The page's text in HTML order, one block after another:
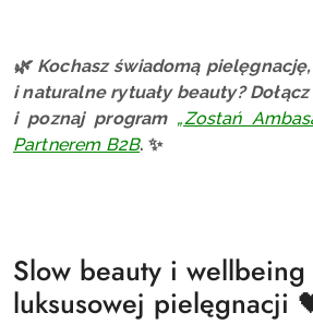
🌿 Kochasz świadomą
i naturalne rytuały beauty? Dołącz
i poznaj program „Zostań
Partnerem B2B. ✨
Slow beauty i wellbeing
luksusowej pielęgnacji